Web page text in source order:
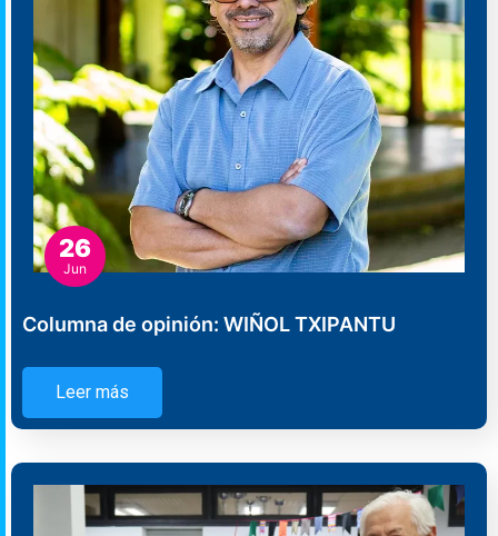
26
Jun
Columna de opinión: WIÑOL TXIPANTU
Leer más